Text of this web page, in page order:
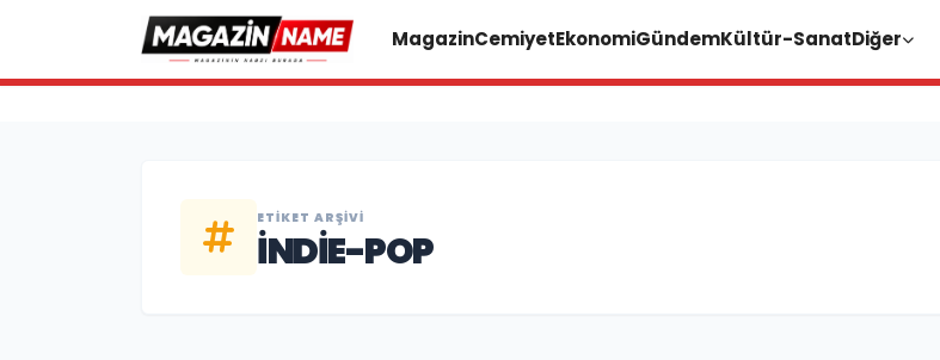
MagazinCemiyetEkonomiGündemKültür-SanatDiğer
ETIKET ARŞIVI
INDIE-POP